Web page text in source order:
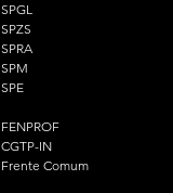
SPGL
SPZS
SPRA
SPM
SPE
FENPROF
CGTP-IN
Frente Comum